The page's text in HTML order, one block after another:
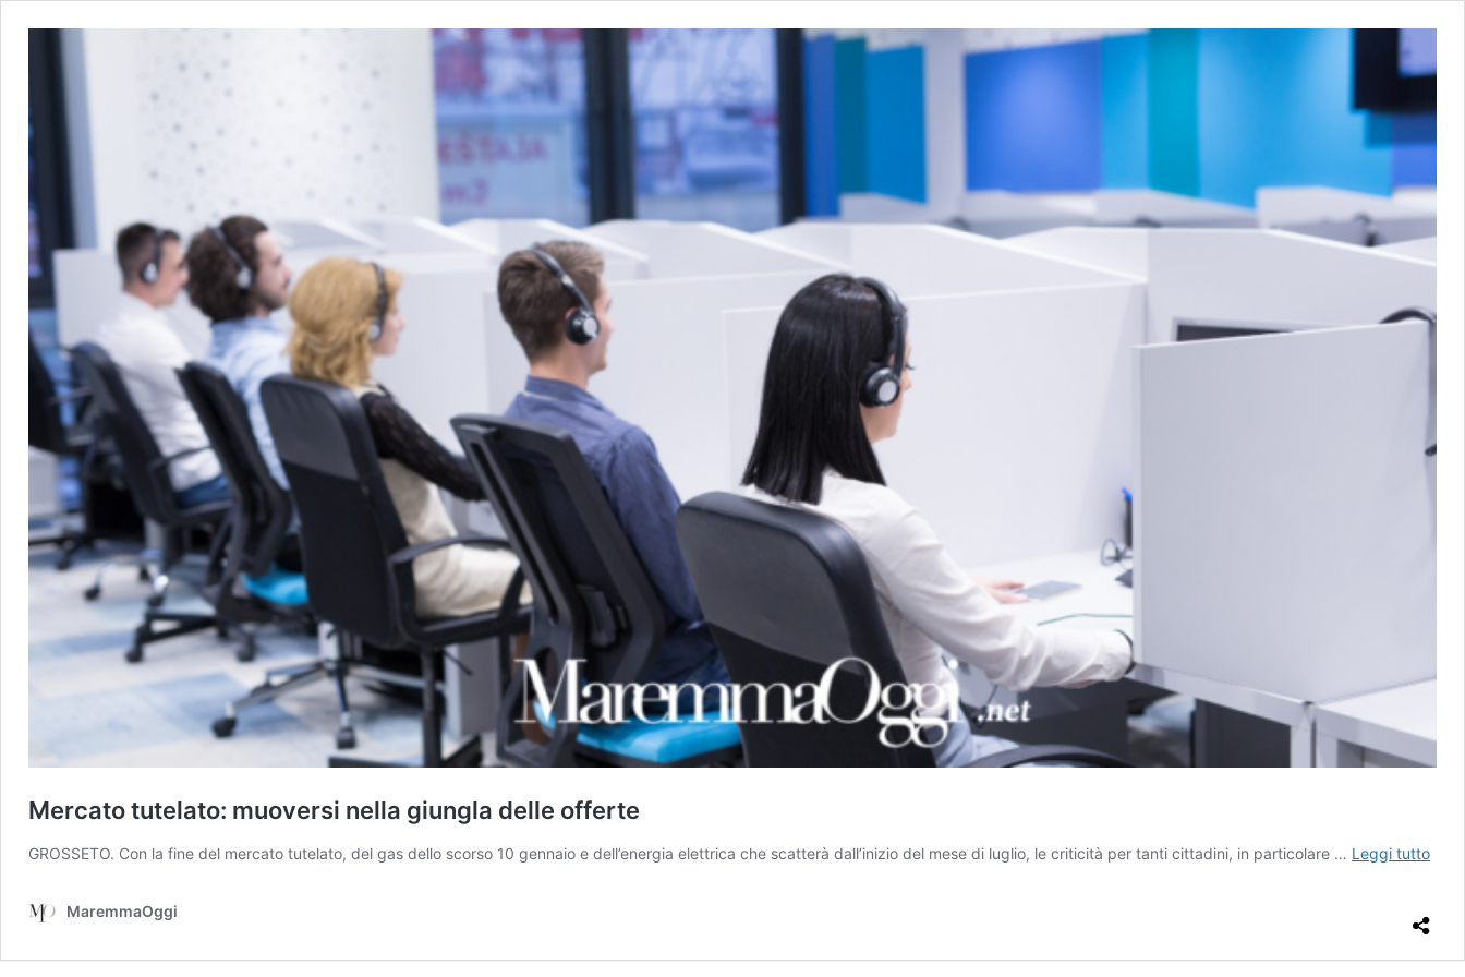
Mercato tutelato: muoversi nella giungla delle offerte
GROSSETO. Con la fine del mercato tutelato, del gas dello scorso 10 gennaio e dell’energia elettrica che scatterà dall’inizio del mese di luglio, le criticità per tanti cittadini, in particolare … Leggi tutto
nella
delle
MaremmaOggi